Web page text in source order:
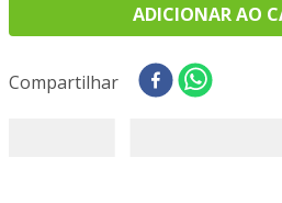
ADICIONAR AO
Compartilhar